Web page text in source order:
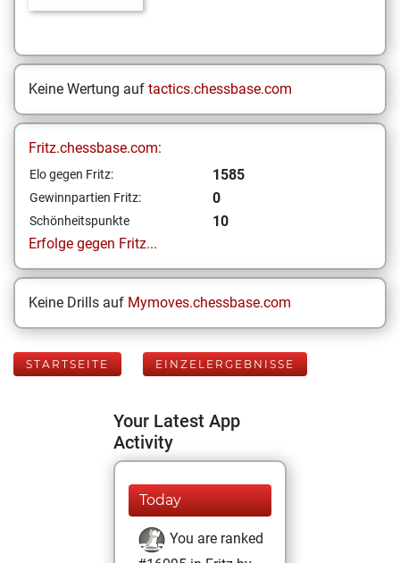
Keine Wertung auf tactics.chessbase.com
Fritz.chessbase.com:
Elo gegen Fritz: 1585
Gewinnpartien Fritz: 0
Schönheitspunkte
10
Erfolge gegen Fritz...
Keine Drills auf Mymoves.chessbase.com
STARTSEITE EINZELERGEBNISSE
Your Latest App
Activity
Today
You are ranked